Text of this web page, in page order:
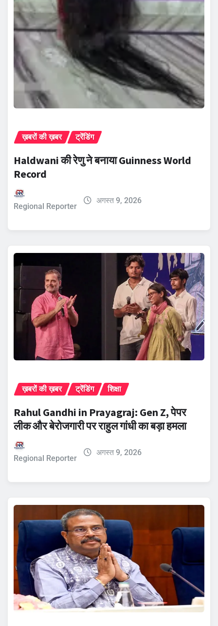
ख़बरों की ख़बर ट्रेंडिंग
Haldwani की रेणु ने बनाया Guinness World
Record
Regional Reporter
अगस्त 9, 2026
ख़बरों की ख़बर ट्रेंडिंग शिक्षा
Rahul Gandhi in Prayagraj: Gen Z, पेपर
लीक और बेरोजगारी पर राहुल गांधी का बड़ा हमला
Regional Reporter
अगस्त 9, 2026